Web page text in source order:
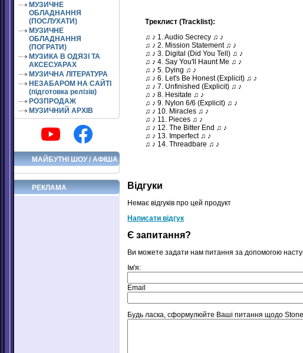
МУЗИЧНЕ
ОБЛАДНАННЯ
(ПОСЛУХАТИ)
МУЗИЧНЕ
ОБЛАДНАННЯ
(ПОГРАТИ)
МУЗИКА В ОДЯЗІ ТА
АКСЕСУАРАХ
МУЗИЧНА ЛІТЕРАТУРА
НЕЗАБАРОМ НА САЙТІ
(підготовка релізів)
РОЗПРОДАЖ
МУЗИЧНИЙ АРХІВ
МАЙБУТНІ ШОУ / АФІША
РЕКЛАМА
Треклист (Tracklist):
♫ ♪ 1. Audio Secrecy ♫ ♪
♫ ♪ 2. Mission Statement ♫ ♪
♫ ♪ 3. Digital (Did You Tell) ♫ ♪
♫ ♪ 4. Say You'll Haunt Me ♫ ♪
♫ ♪ 5. Dying ♫ ♪
♫ ♪ 6. Let's Be Honest (Explicit) ♫ ♪
♫ ♪ 7. Unfinished (Explicit) ♫ ♪
♫ ♪ 8. Hesitate ♫ ♪
♫ ♪ 9. Nylon 6/6 (Explicit) ♫ ♪
♫ ♪ 10. Miracles ♫ ♪
♫ ♪ 11. Pieces ♫ ♪
♫ ♪ 12. The Bitter End ♫ ♪
♫ ♪ 13. Imperfect ♫ ♪
♫ ♪ 14. Threadbare ♫ ♪
Відгуки
Немає відгуків про цей продукт
Написати відгук
Є запитання?
Ви можете задати нам питання за допомогою
Ім'я:
Email
Будь ласка, сформулюйте Ваші питання щодо